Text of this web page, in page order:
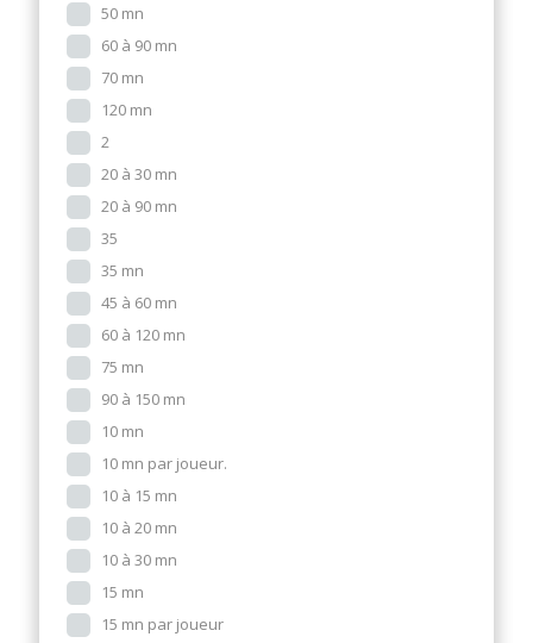
50 mn
60 à 90 mn
70 mn
120 mn
2
20 à 30 mn
20 à 90 mn
35
35 mn
45 à 60 mn
60 à 120 mn
75 mn
90 à 150 mn
10 mn
10 mn par joueur.
10 à 15 mn
10 à 20 mn
10 à 30 mn
15 mn
15 mn par joueur